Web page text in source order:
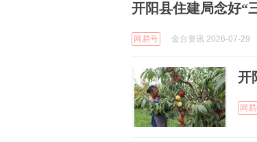
开阳县住建局念好“
网易号 金台资讯 2026-07-29
开
网